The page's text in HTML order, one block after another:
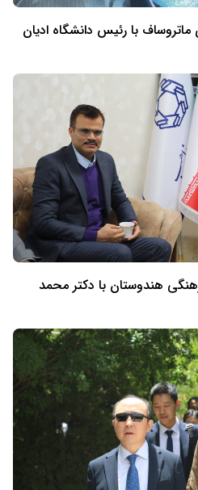
با رئیس دانشگاه ادیان
هندوستان با دکتر محمد